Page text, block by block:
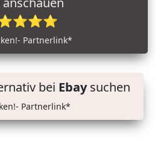
Partnerlink*
bei Ebaysuchen
Partnerlink*